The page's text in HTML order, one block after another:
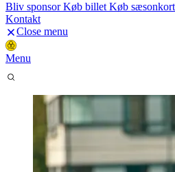
Bliv sponsorKøb billet Køb sæsonkort
Kontakt
Close menu
Menu